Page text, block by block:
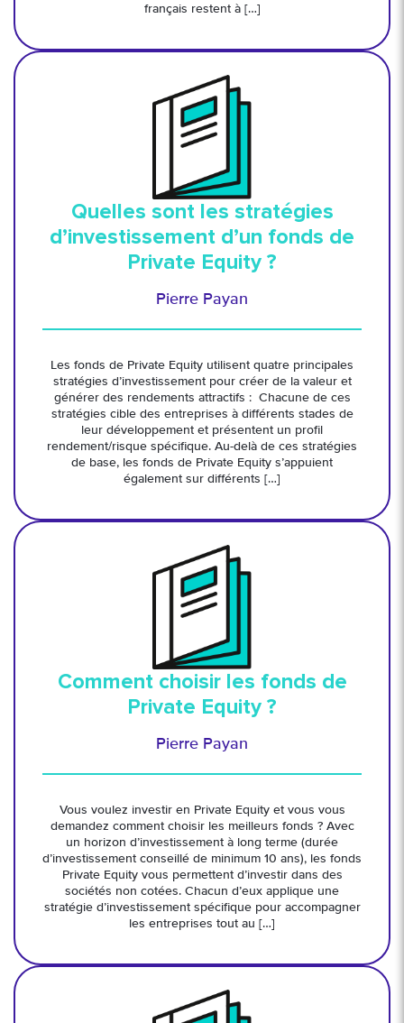
français restent à […]
Quelles sont les stratégies
d’investissement d’un fonds de
Private Equity ?
Pierre Payan
Les fonds de Private Equity utilisent quatre principales
stratégies d’investissement pour créer de la valeur et
générer des rendements attractifs : Chacune de ces
stratégies cible des entreprises à différents stades de
leur développement et présentent un profil
rendement/risque spécifique. Au-delà de ces stratégies
de base, les fonds de Private Equity s’appuient
également sur différents […]
Comment choisir les fonds de
Private Equity ?
Pierre Payan
Vous voulez investir en Private Equity et vous vous
demandez comment choisir les meilleurs fonds ? Avec
un horizon d’investissement à long terme (durée
d’investissement conseillé de minimum 10 ans), les fonds
Private Equity vous permettent d’investir dans des
sociétés non cotées. Chacun d’eux applique une
stratégie d’investissement spécifique pour accompagner
les entreprises tout au […]